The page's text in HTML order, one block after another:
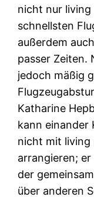
nicht nur living
schnellsten
außerdem
passer Zeiten.
jedoch mäßig
Katharine
kann einander
nicht mit living
arrangieren;
der
über anderen